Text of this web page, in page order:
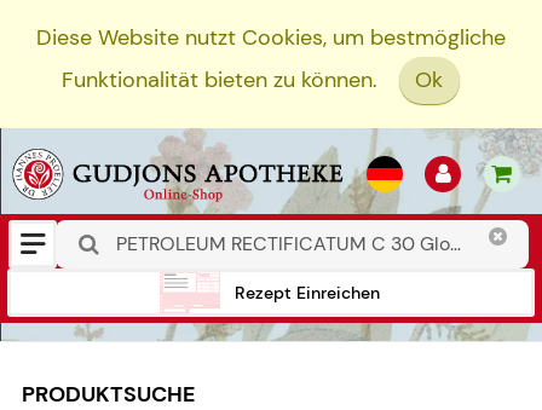
Diese Website nutzt Cookies, um bestmögliche
Funktionalität bieten zu können.
Ok
Rezept Einreichen
PRODUKTSUCHE